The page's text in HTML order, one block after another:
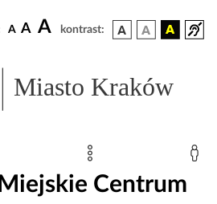
A A A kontrast:
Miasto Kraków
Centrum